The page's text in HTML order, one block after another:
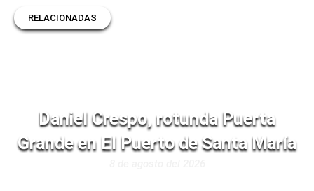
RELACIONADAS
Daniel Crespo, rotunda Puerta
Grande en El Puerto de Santa María